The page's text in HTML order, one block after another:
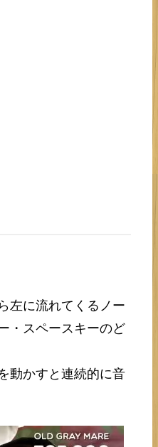
左に流れてくるノー
・スペースキーのど
動かすと連続的に音